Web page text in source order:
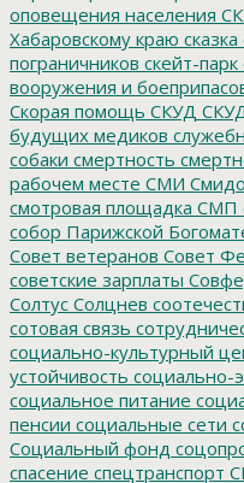
оповещения населения СК
Хабаровскому краю сказка
пограничников скейт-парк
вооружения и
Скорая помощь СКУД
будущих медиков
собаки смертность
рабочем месте СМИ
смотровая площадка СМП
собор Парижской
Совет ветеранов Совет
советские зарплаты
Солтус Солцнев
сотовая связь
социально-культурный
устойчивость социально-
социальное питание
пенсии социальные сети
Социальный фонд
спасение спецтранспорт